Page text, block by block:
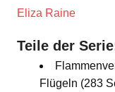
Eliza Raine
Teile der
Flügeln (283